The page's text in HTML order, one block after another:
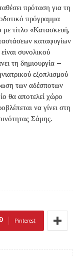
πρόταση για τη
πρόγραμμα
με τίτλο «Κατασκευή,
καταφυγίων
συνολικού
τη δημιουργία –
εξοπλισμού
των αδέσποτων
θα αποτελεί χώρο
να γίνει στη
Σάμης.
Pinterest